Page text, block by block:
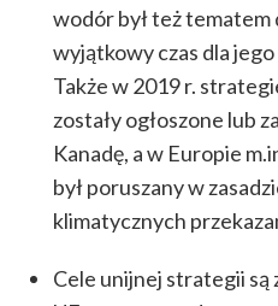
wodór był też tematem
wyjątkowy czas dla
Także w 2019 r.
zostały ogłoszone lub
Kanadę, a w Europie
był poruszany w
klimatycznych
Cele unijnej strategii są